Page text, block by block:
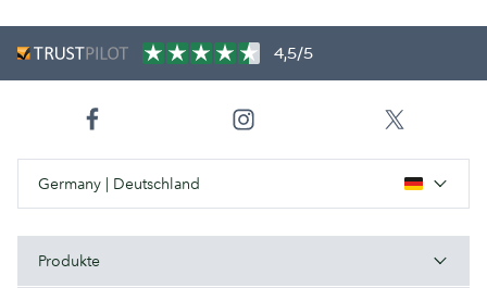
4,5/5
Germany | Deutschland
Produkte